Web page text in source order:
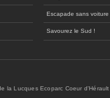
Escapade sans voiture
Savourez le Sud !
la Lucques Ecoparc Coeur